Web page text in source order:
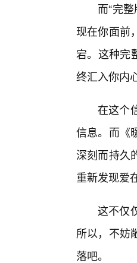
而“完
现在你面前
宕。这种完
终汇入你内
在这个
信息。而《
深刻而持久
重新发现爱
这不仅
所以，不妨
落吧。